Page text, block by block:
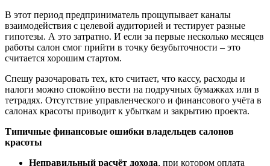
В этот период предприниматель прощупывает каналы
взаимодействия с целевой аудиторией и тестирует разные
гипотезы. А это затратно. И если за первые несколько месяцев
работы салон смог прийти в точку безубыточности – это
считается хорошим стартом.
Спешу разочаровать тех, кто считает, что кассу, расходы и
налоги можно спокойно вести на подручных бумажках или в
тетрадях. Отсутствие управленческого и финансового учёта в
салонах красоты приводит к убыткам и закрытию проекта.
Типичные финансовые ошибки владельцев салонов
красоты
Неправильный расчёт дохода, при котором оплата